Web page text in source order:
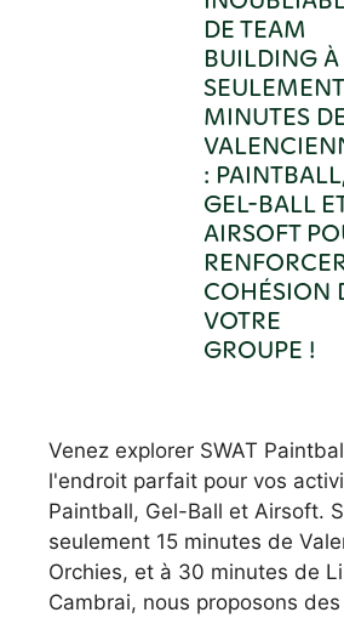
DE TEAM
BUILDING À
MINUTES
:
GEL-BALL
AIRSOFT
COHÉSION
VOTRE
GROUPE !
Venez explorer SWAT
l'endroit parfait pour vos
Paintball, Gel-Ball et Airsoft.
seulement 15 minutes de
Orchies, et à 30 minutes de
Cambrai, nous proposons